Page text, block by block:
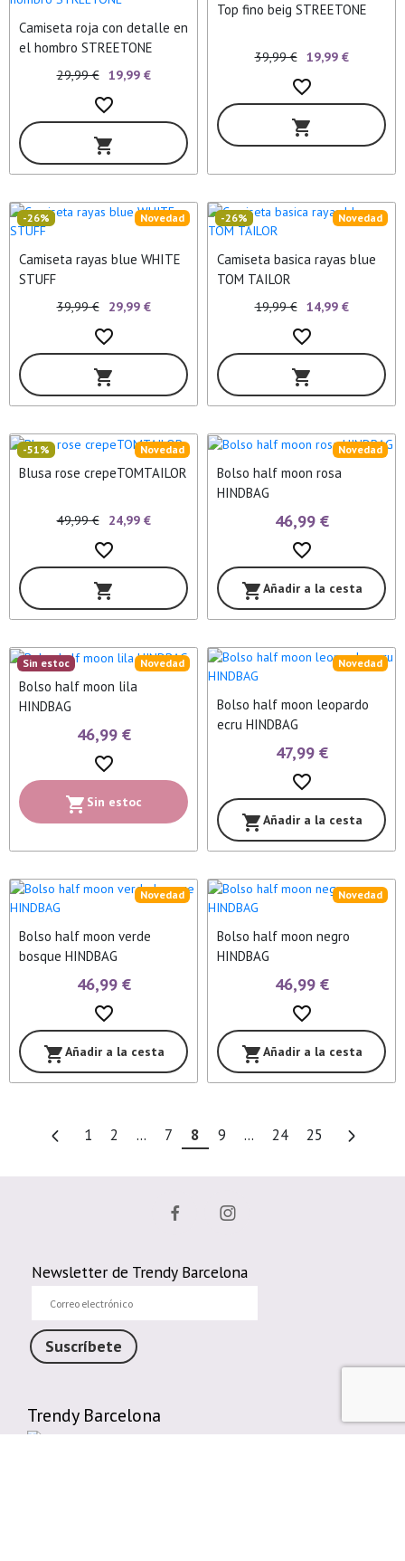
Camiseta roja con detalle en
el hombro STREETONE
29,99 € 19,99 €
favorite_border
shopping_cart
Top fino beig STREETONE
39,99 € 19,99 €
favorite_border
shopping_cart
Camiseta rayas blue WHITE
STUFF
Novedad
-26%
39,99 € 29,99 €
favorite_border
shopping_cart
Camiseta basica rayas blue
TOM TAILOR
Novedad
-26%
19,99 € 14,99 €
favorite_border
shopping_cart
Blusa rose crepeTOMTAILOR
Novedad
-51%
49,99 € 24,99 €
favorite_border
shopping_cart
Bolso half moon rosa
HINDBAG
Novedad
46,99 €
favorite_border
shopping_cartAñadir a la cesta
Bolso half moon lila
HINDBAG
Novedad
Sin estoc
46,99 €
favorite_border
shopping_cart Sin estoc
Bolso half moon leopardo
ecru HINDBAG
Novedad
47,99 €
favorite_border
shopping_cartAñadir a la cesta
Bolso half moon verde
bosque HINDBAG
Novedad
46,99 €
favorite_border
shopping_cartAñadir a la cesta
Bolso half moon negro
HINDBAG
Novedad
46,99 €
favorite_border
shopping_cartAñadir a la cesta
1 2 ... 7 8 9 ... 24 25
Newsletter de Trendy Barcelona
electrónico
Suscríbete
Trendy Barcelona